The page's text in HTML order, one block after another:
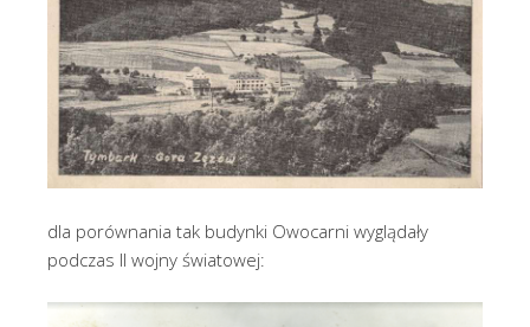
dla porównania tak budynki Owocarni wyglądały
podczas II wojny światowej: